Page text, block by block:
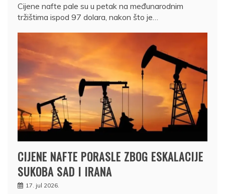
Cijene nafte pale su u petak na međunarodnim
tržištima ispod 97 dolara, nakon što je…
CIJENE NAFTE PORASLE ZBOG ESKALACIJE
SUKOBA SAD I IRANA
17. jul 2026.